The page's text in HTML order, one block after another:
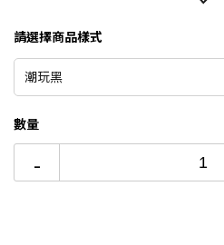
USB-C充電，續航力20小時
自訂義EQ，5種預設模式
請選擇商品樣式
潮玩黑
數量
-